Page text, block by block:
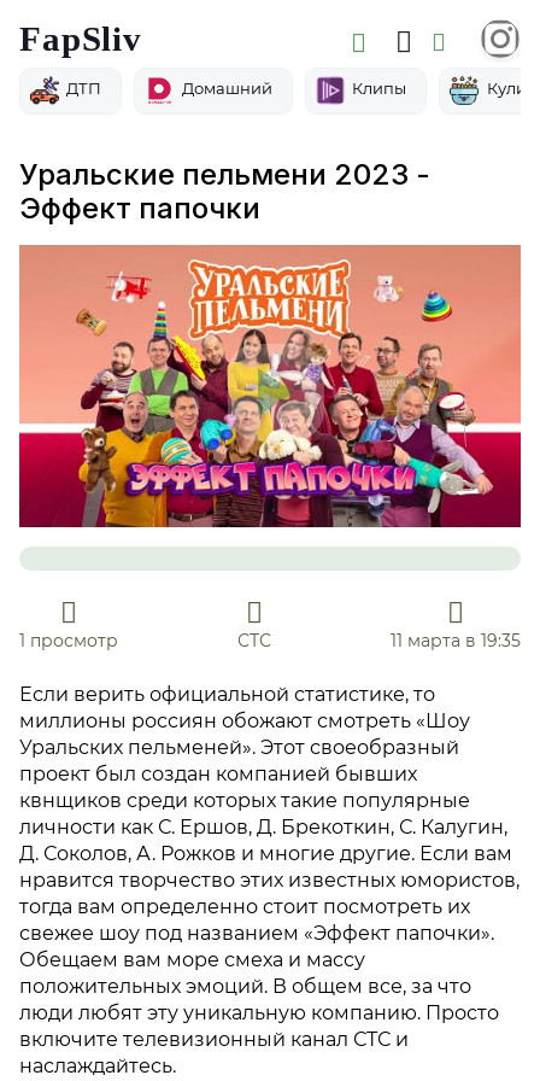
FapSliv
ДТП Домашний Клипы
Уральские пельмени 2023 -
Эффект папочки
1 просмотр СТС 11 марта в 19:35
Если верить официальной статистике, то
миллионы россиян обожают смотреть «Шоу
Уральских пельменей». Этот своеобразный
проект был создан компанией бывших
квнщиков среди которых такие популярные
личности как С. Ершов, Д. Брекоткин, С. Калугин,
Д. Соколов, А. Рожков и многие другие. Если вам
нравится творчество этих известных юмористов,
тогда вам определенно стоит посмотреть их
свежее шоу под названием «Эффект папочки».
Обещаем вам море смеха и массу
положительных эмоций. В общем все, за что
люди любят эту уникальную компанию. Просто
включите телевизионный канал СТС и
наслаждайтесь.